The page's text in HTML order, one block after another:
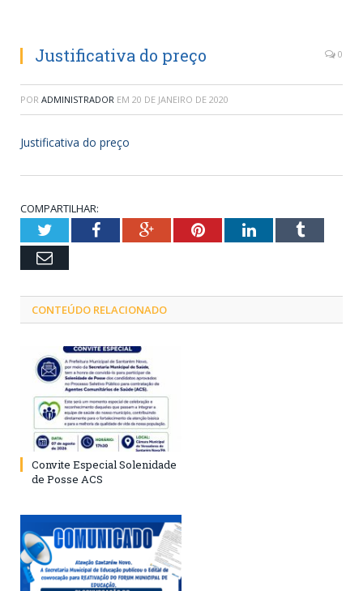
Justificativa do preço 0
POR ADMINISTRADOR EM 20 DE JANEIRO DE 2020
Justificativa do preço
COMPARTILHAR:
TwitterFacebookGoogle+PinterestLinkedInTumblr
Email
CONTEÚDO RELACIONADO
Convite Especial Solenidade
de Posse ACS